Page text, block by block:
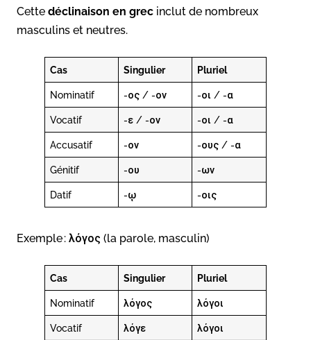
Cette déclinaison en grec inclut de nombreux
masculins et neutres.
Cas Singulier Pluriel
Nominatif -ος / -ον -οι / -α
Vocatif -ε / -ον -οι / -α
Accusatif -ον -ους / -α
Génitif -ου -ων
Datif -ῳ -οις
Exemple : λόγος (la parole, masculin)
Cas Singulier Pluriel
Nominatif λόγος λόγοι
Vocatif λόγε λόγοι